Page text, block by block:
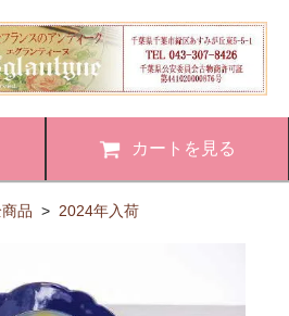
カートを見る
品 > 2024年入荷